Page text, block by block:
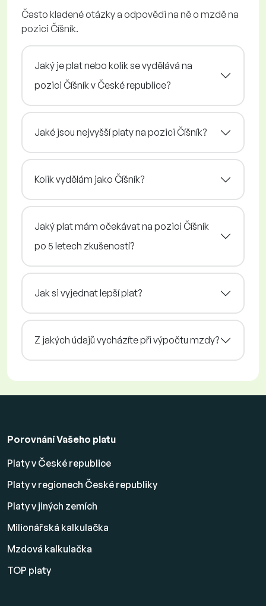
Často kladené otázky a odpovědi na ně o mzdě na
pozici Číšník.
Jaký je plat nebo kolik se vydělává na
pozici Číšník v České republice?
Jaké jsou nejvyšší platy na pozici Číšník?
Kolik vydělám jako Číšník?
Jaký plat mám očekávat na pozici Číšník
po 5 letech zkušeností?
Jak si vyjednat lepší plat?
Z jakých údajů vycházíte při výpočtu mzdy?
Porovnání Vašeho platu
Platy v České republice
Platy v regionech České republiky
Platy v jiných zemích
Milionářská kalkulačka
Mzdová kalkulačka
TOP platy